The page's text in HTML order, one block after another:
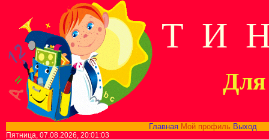
Т И
Для
Главная Мой профиль Выход
Пятница, 07.08.2026, 20:01:03